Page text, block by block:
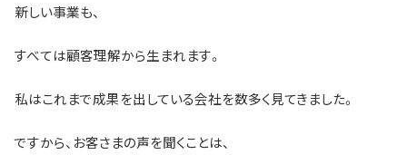
新しい事業も、
すべては顧客理解から生まれます。
私はこれまで成果を出している会社を数多く見てきました。
ですから、お客さまの声を聞くことは、